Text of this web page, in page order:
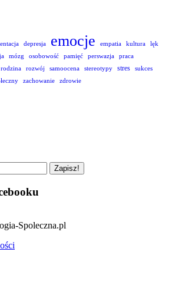
depresja emocje empatia kultura
lęk
mózg osobowość pamięć perswazja
praca
rodzina rozwój samoocena stereotypy stres sukces
zachowanie zdrowie
Spoleczna.pl